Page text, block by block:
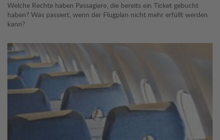
Welche Rechte haben Passagiere, die bereits ein Ticket gebucht
haben? Was passiert, wenn der Flugplan nicht mehr erfüllt werden
kann?